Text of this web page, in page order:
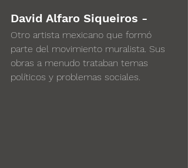
David Alfaro Siqueiros -
Otro artista mexicano que formó
parte del movimiento muralista. Sus
obras a menudo trataban temas
políticos y problemas sociales.